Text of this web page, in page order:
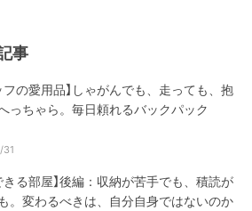
事
フの愛用品】しゃがんでも、走っても、抱
っちゃら。毎日頼れるバックパック
きる部屋】後編：収納が苦手でも、積読が
。変わるべきは、自分自身ではないのか